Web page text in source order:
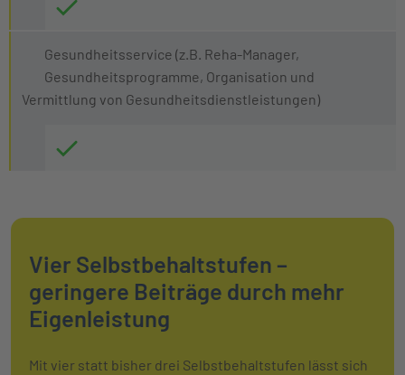
Gesundheitsservice (z.B. Reha-Manager,
Gesundheitsprogramme, Organisation und
Vermittlung von Gesundheitsdienstleistungen)
Vier Selbstbehaltstufen –
geringere Beiträge durch mehr
Eigenleistung
Mit vier statt bisher drei Selbstbehaltstufen lässt sich